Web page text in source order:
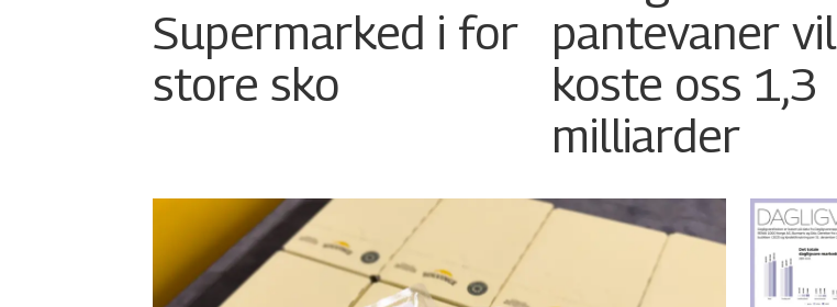
Supermarked i for
store sko
pantevaner vil
koste oss 1,3
milliarder